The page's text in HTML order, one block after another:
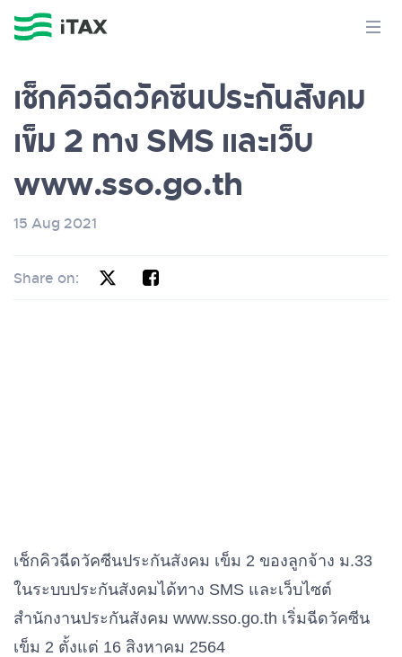
เช็กคิวฉีดวัคซีนประกันสังคม
เข็ม 2 ทาง SMS และเว็บ
www.sso.go.th
15 Aug 2021
Share on:
เช็กคิวฉีดวัคซีนประกันสังคม เข็ม 2 ของลูกจ้าง ม.33
ในระบบประกันสังคมได้ทาง SMS และเว็บไซต์
สำนักงานประกันสังคม www.sso.go.th เริ่มฉีดวัคซีน
เข็ม 2 ตั้งแต่ 16 สิงหาคม 2564